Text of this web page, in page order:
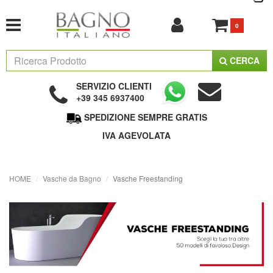
0
CERCA
SERVIZIO CLIENTI
+39 345 6937400
SPEDIZIONE SEMPRE GRATIS
IVA AGEVOLATA
HOME Vasche da Bagno Vasche Freestanding